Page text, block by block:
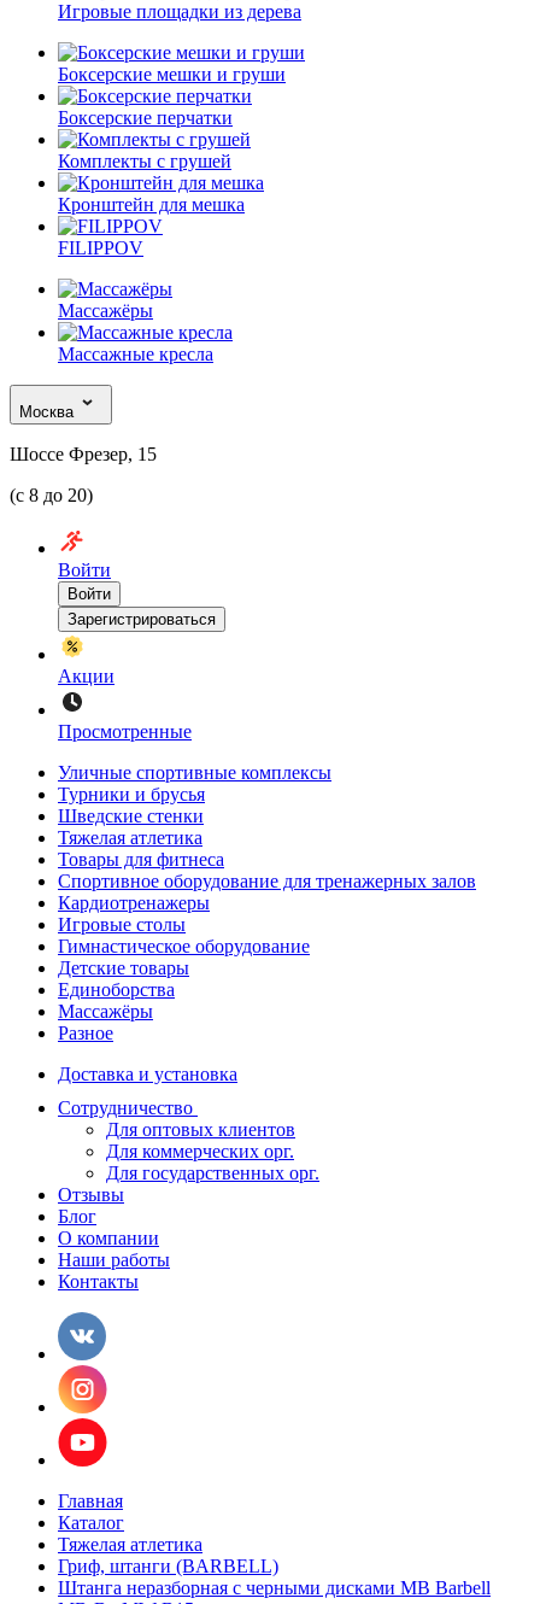
Игровые площадки из дерева
Боксерские мешки и груши
Боксерские перчатки
Комплекты с грушей
Кронштейн для мешка
FILIPPOV
Массажёры
Массажные кресла
Москва
Шоссе Фрезер, 15
(с 8 до 20)
Войти
Войти
Зарегистрироваться
Акции
Просмотренные
Уличные спортивные комплексы
Турники и брусья
Шведские стенки
Тяжелая атлетика
Товары для фитнеса
Спортивное оборудование для тренажерных залов
Кардиотренажеры
Игровые столы
Гимнастическое оборудование
Детские товары
Единоборства
Массажёры
Разное
Доставка и установка
Сотрудничество
Для оптовых клиентов
Для коммерческих орг.
Для государственных орг.
Отзывы
Блог
О компании
Наши работы
Контакты
Главная
Каталог
Тяжелая атлетика
Гриф, штанги (BARBELL)
Штанга неразборная с черными дисками МВ Barbell